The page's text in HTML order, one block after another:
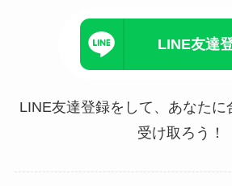
LINE友達
LINE友達登録をして、あなたに
受け取ろう！